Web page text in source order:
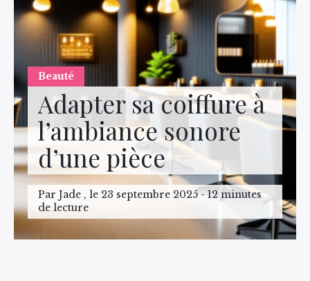
Beauté
Adapter sa coiffure à
l’ambiance sonore
d’une pièce
Par Jade , le 23 septembre 2025 - 12 minutes
de lecture